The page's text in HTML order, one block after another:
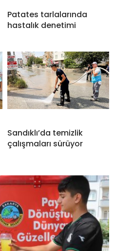
Patates tarlalarında
hastalık denetimi
Sandıklı’da temizlik
çalışmaları sürüyor